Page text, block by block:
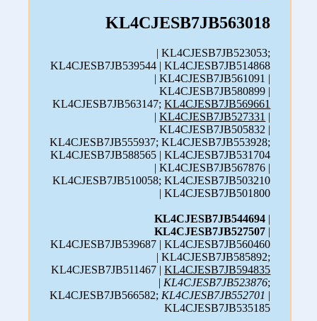
KL4CJESB7JB563018
| KL4CJESB7JB523053;
KL4CJESB7JB539544 | KL4CJESB7JB514868
| KL4CJESB7JB561091 |
KL4CJESB7JB580899 |
KL4CJESB7JB563147;KL4CJESB7JB569661
|KL4CJESB7JB527331 |
KL4CJESB7JB505832 |
KL4CJESB7JB555937; KL4CJESB7JB553928;
KL4CJESB7JB588565 | KL4CJESB7JB531704
| KL4CJESB7JB567876 |
KL4CJESB7JB510058; KL4CJESB7JB503210
| KL4CJESB7JB501800
KL4CJESB7JB544694 |
KL4CJESB7JB527507 |
KL4CJESB7JB539687 | KL4CJESB7JB560460
| KL4CJESB7JB585892;
KL4CJESB7JB511467 |KL4CJESB7JB594835
| KL4CJESB7JB523876;
KL4CJESB7JB566582; KL4CJESB7JB552701 |
KL4CJESB7JB535185